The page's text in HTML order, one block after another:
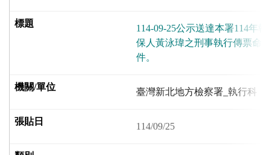
114-09-25公示送達本署114年
保人黃泳瑋之刑事執行傳票命
件。
臺灣新北地方檢察署_執行科
114/09/25